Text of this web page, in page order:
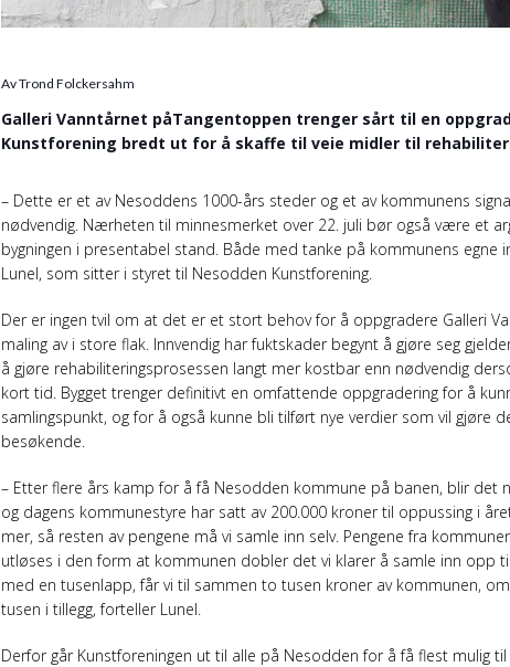
Av Trond Folckersahm
Galleri Vanntårnet påTangentoppen trenger sårt til en
Kunstforening bredt ut for å skaffe til veie midler til
– Dette er et av Nesoddens 1000-års steder og et av kommunens
nødvendig. Nærheten til minnesmerket over 22. juli bør også være et
bygningen i presentabel stand. Både med tanke på kommunens egne
Lunel, som sitter i styret til Nesodden Kunstforening.
Der er ingen tvil om at det er et stort behov for å oppgradere Galleri
maling av i store flak. Innvendig har fuktskader begynt å gjøre seg
å gjøre rehabiliteringsprosessen langt mer kostbar enn nødvendig
kort tid. Bygget trenger definitivt en omfattende oppgradering for å
samlingspunkt, og for å også kunne bli tilført nye verdier som vil gjøre
besøkende.
– Etter flere års kamp for å få Nesodden kommune på banen, blir det
og dagens kommunestyre har satt av 200.000 kroner til oppussing i
mer, så resten av pengene må vi samle inn selv. Pengene fra
utløses i den form at kommunen dobler det vi klarer å samle inn opp
med en tusenlapp, får vi til sammen to tusen kroner av kommunen,
tusen i tillegg, forteller Lunel.
Derfor går Kunstforeningen ut til alle på Nesodden for å få flest mulig